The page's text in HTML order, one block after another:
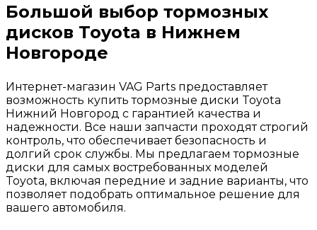
Большой выбор тормозных
дисков Toyota в Нижнем
Новгороде
Интернет-магазин VAG Parts предоставляет
возможность купить тормозные диски Toyota
Нижний Новгород с гарантией качества и
надежности. Все наши запчасти проходят строгий
контроль, что обеспечивает безопасность и
долгий срок службы. Мы предлагаем тормозные
диски для самых востребованных моделей
Toyota, включая передние и задние варианты, что
позволяет подобрать оптимальное решение для
вашего автомобиля.